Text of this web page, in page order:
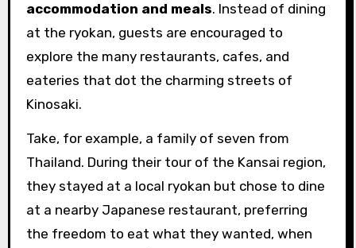
accommodation and meals. Instead of dining
at the ryokan, guests are encouraged to
explore the many restaurants, cafes, and
eateries that dot the charming streets of
Kinosaki.
Take, for example, a family of seven from
Thailand. During their tour of the Kansai region,
they stayed at a local ryokan but chose to dine
at a nearby Japanese restaurant, preferring
the freedom to eat what they wanted, when